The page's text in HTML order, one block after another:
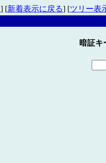
] [新着表示に戻る] [ツリー表
暗証キ